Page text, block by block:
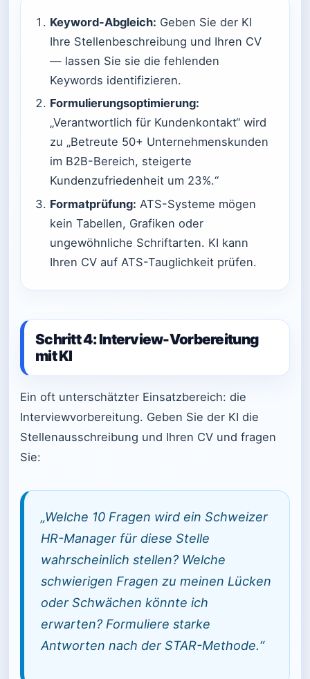
Keyword-Abgleich: Geben Sie der KI
Ihre Stellenbeschreibung und Ihren CV
— lassen Sie sie die fehlenden
Keywords identifizieren.
Formulierungsoptimierung:
„Verantwortlich für Kundenkontakt“ wird
zu „Betreute 50+ Unternehmenskunden
im B2B-Bereich, steigerte
Kundenzufriedenheit um 23%.“
Formatprüfung: ATS-Systeme mögen
kein Tabellen, Grafiken oder
ungewöhnliche Schriftarten. KI kann
Ihren CV auf ATS-Tauglichkeit prüfen.
Schritt 4: Interview-Vorbereitung
mit KI
Ein oft unterschätzter Einsatzbereich: die
Interviewvorbereitung. Geben Sie der KI die
Stellenausschreibung und Ihren CV und fragen
Sie:
„Welche 10 Fragen wird ein Schweizer
HR-Manager für diese Stelle
wahrscheinlich stellen? Welche
schwierigen Fragen zu meinen Lücken
oder Schwächen könnte ich
erwarten? Formuliere starke
Antworten nach der STAR-Methode.“